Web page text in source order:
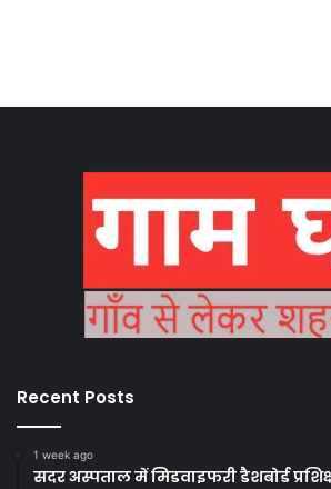
Recent Posts
1 week ago
सदर अस्पताल में मिडवाइफरी डैशबोर्ड